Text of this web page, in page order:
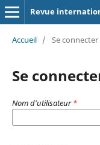
Revue
Accueil / Se connecter
Se
Nom d'utilisateur*